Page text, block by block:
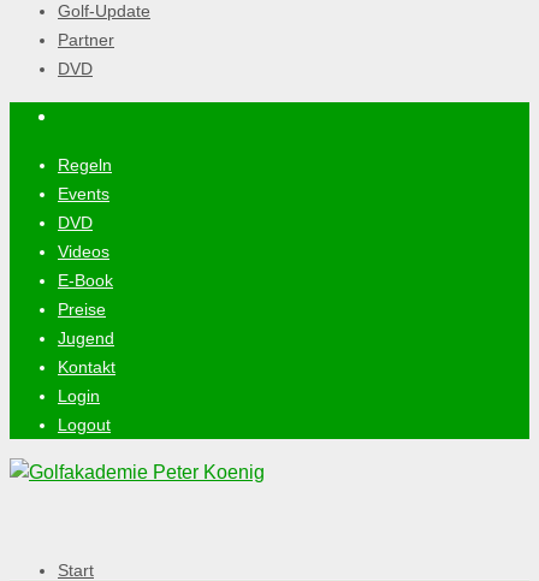
Golf-Update
Partner
DVD
Regeln
Events
DVD
Videos
E-Book
Preise
Jugend
Kontakt
Login
Logout
Start